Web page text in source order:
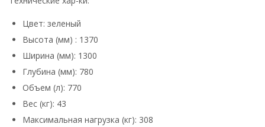
Цвет: зеленый
Высота (мм) : 1370
Ширина (мм): 1300
Глубина (мм): 780
Объем (л): 770
Вес (кг): 43
Максимальная нагрузка (кг): 308